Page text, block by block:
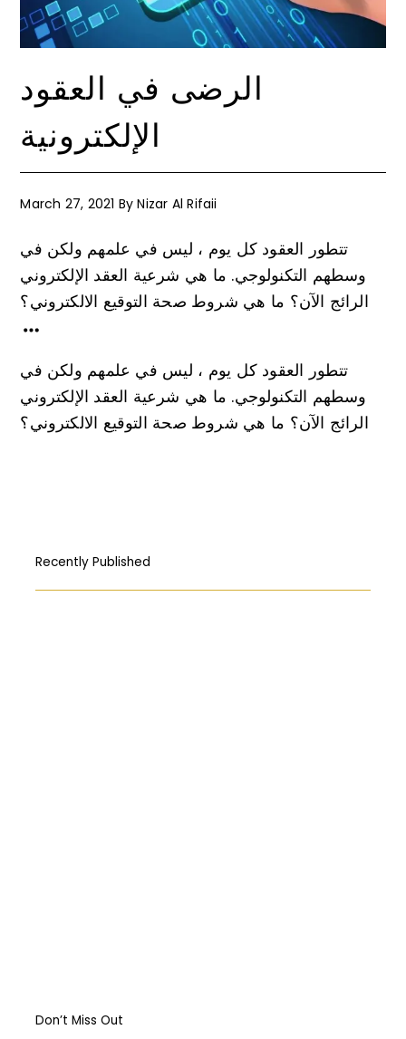
الرضى في العقود
الإلكترونية
March 27, 2021 ByNizar Al Rifaii
تتطور العقود كل يوم ، ليس في علمهم ولكن في
وسطهم التكنولوجي. ما هي شرعية العقد الإلكتروني
الرائج الآن؟ ما هي شروط صحة التوقيع الالكتروني؟
تتطور العقود كل يوم ، ليس في علمهم ولكن في
وسطهم التكنولوجي. ما هي شرعية العقد الإلكتروني
الرائج الآن؟ ما هي شروط صحة التوقيع الالكتروني؟
Recently Published
Don’t Miss Out